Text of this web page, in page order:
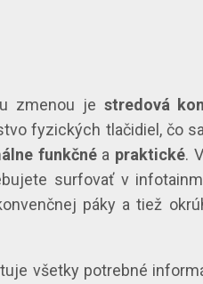
zmenou je stredová
fyzických tlačidiel, čo
funkčnéa praktické.
surfovať v
páky a tiež
všetky potrebné